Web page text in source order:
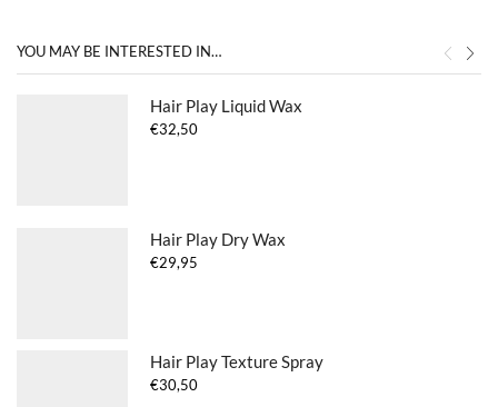
YOU MAY BE INTERESTED IN…
Hair Play Liquid Wax
€32,50
Hair Play Dry Wax
€29,95
Hair Play Texture Spray
€30,50